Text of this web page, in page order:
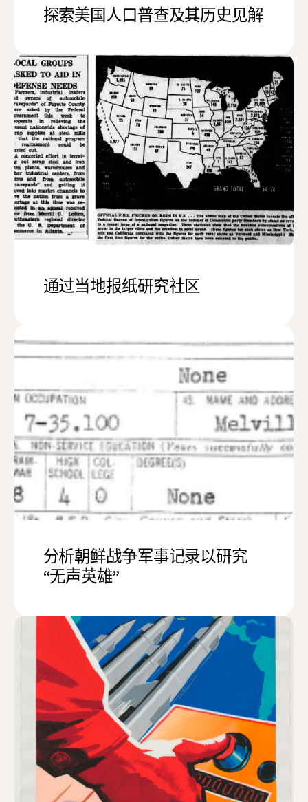
探索美国人口普查及其历史见解
通过当地报纸研究社区
分析朝鲜战争军事记录以研究
“无声英雄”